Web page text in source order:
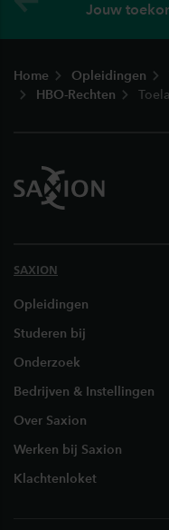
Jouw
Home Opleidingen
HBO-Rechten
SAXION
Opleidingen
Studeren bij
Onderzoek
Bedrijven & Instellingen
Over Saxion
Werken bij Saxion
Klachtenloket